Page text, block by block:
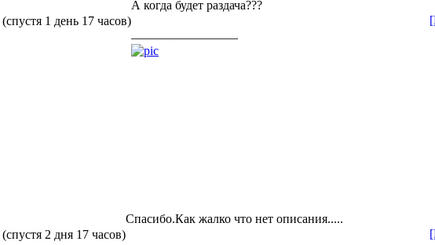
(спустя 1 день 17 часов)
А когда будет раздача???
(спустя 2 дня 17 часов)
Спасибо.Как жалко что нет описания.....